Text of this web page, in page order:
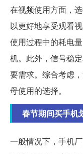
在视频使用方面，
以更好地享受观看
使用过程中的耗电
机。此外，信号稳
要需求。综合考虑
母使用的选择。
春节期间买手机
一般情况下，手机